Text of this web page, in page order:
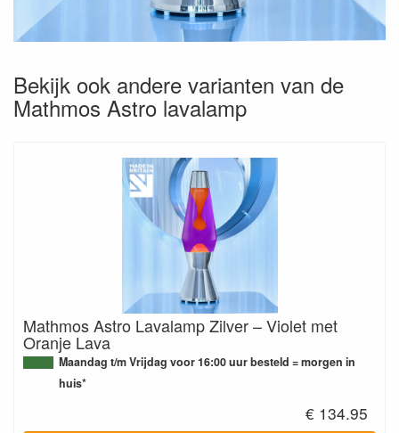
Bekijk ook andere varianten van de
Mathmos Astro lavalamp
Mathmos Astro Lavalamp Zilver – Violet met
Oranje Lava
Maandag t/m Vrijdag voor 16:00 uur besteld = morgen in
huis*
€ 134.95